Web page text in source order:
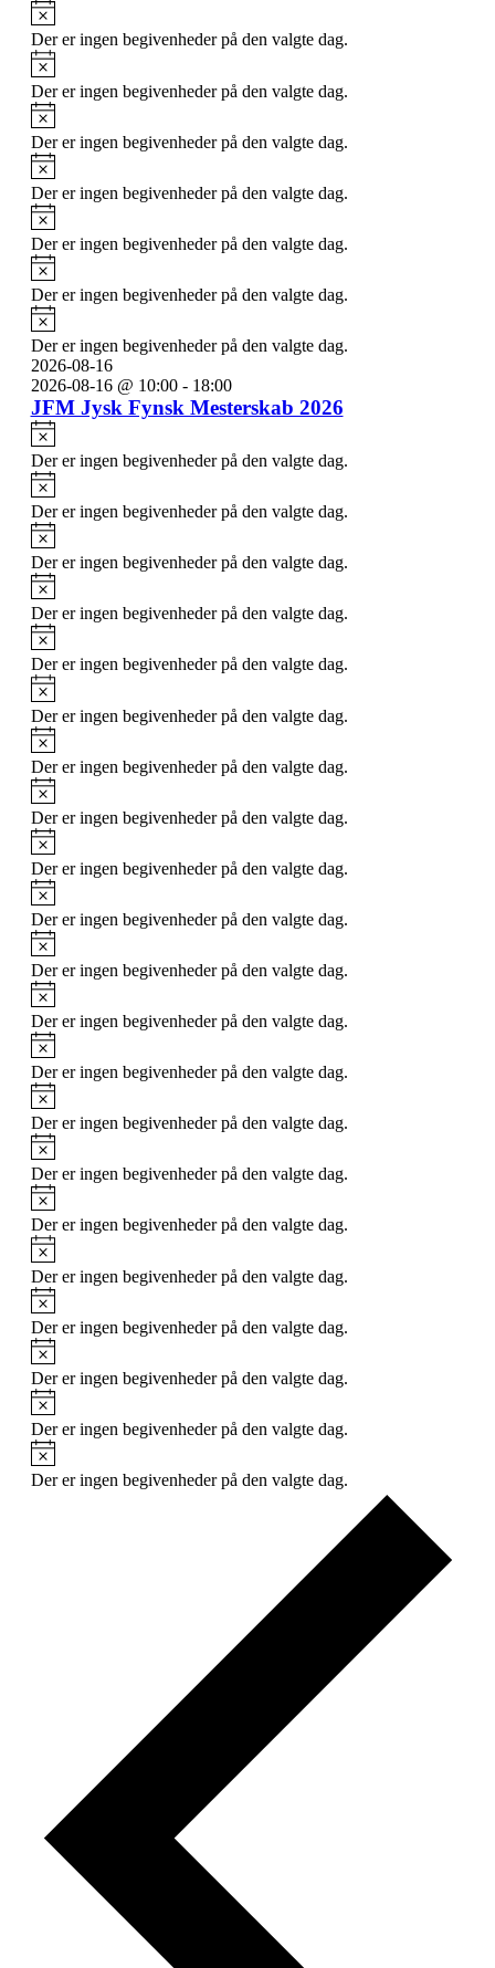
Notice
Der er ingen begivenheder på den valgte dag.
Notice
Der er ingen begivenheder på den valgte dag.
Notice
Der er ingen begivenheder på den valgte dag.
Notice
Der er ingen begivenheder på den valgte dag.
Notice
Der er ingen begivenheder på den valgte dag.
Notice
Der er ingen begivenheder på den valgte dag.
Notice
Der er ingen begivenheder på den valgte dag.
2026-08-16
2026-08-16 @ 10:00- 18:00
JFM Jysk Fynsk Mesterskab 2026
Notice
Der er ingen begivenheder på den valgte dag.
Notice
Der er ingen begivenheder på den valgte dag.
Notice
Der er ingen begivenheder på den valgte dag.
Notice
Der er ingen begivenheder på den valgte dag.
Notice
Der er ingen begivenheder på den valgte dag.
Notice
Der er ingen begivenheder på den valgte dag.
Notice
Der er ingen begivenheder på den valgte dag.
Notice
Der er ingen begivenheder på den valgte dag.
Notice
Der er ingen begivenheder på den valgte dag.
Notice
Der er ingen begivenheder på den valgte dag.
Notice
Der er ingen begivenheder på den valgte dag.
Notice
Der er ingen begivenheder på den valgte dag.
Notice
Der er ingen begivenheder på den valgte dag.
Notice
Der er ingen begivenheder på den valgte dag.
Notice
Der er ingen begivenheder på den valgte dag.
Notice
Der er ingen begivenheder på den valgte dag.
Notice
Der er ingen begivenheder på den valgte dag.
Notice
Der er ingen begivenheder på den valgte dag.
Notice
Der er ingen begivenheder på den valgte dag.
Notice
Der er ingen begivenheder på den valgte dag.
Notice
Der er ingen begivenheder på den valgte dag.